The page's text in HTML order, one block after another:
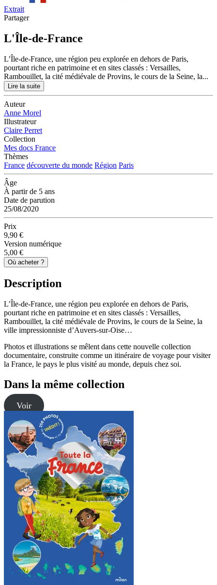
Extrait
Partager
L'Île-de-France
L’Île-de-France, une région peu explorée en dehors de Paris,
pourtant riche en patrimoine et en sites classés : Versailles,
Rambouillet, la cité médiévale de Provins, le cours de la Seine, la...
Lire la suite
Auteur
Anne Morel
Illustrateur
Claire Perret
Collection
Mes docs France
Thèmes
France découverte du monde Région Paris
Âge
À partir de 5 ans
Date de parution
25/08/2020
Prix
9,90 €
Version numérique
5,00 €
Où acheter ?
Description
L’Île-de-France, une région peu explorée en dehors de Paris,
pourtant riche en patrimoine et en sites classés : Versailles,
Rambouillet, la cité médiévale de Provins, le cours de la Seine, la
ville impressionniste d’Auvers-sur-Oise…
Photos et illustrations se mêlent dans cette nouvelle collection
documentaire, construite comme un itinéraire de voyage pour visiter
la France, le pays le plus visité au monde, depuis chez soi.
Dans la même collection
Voir